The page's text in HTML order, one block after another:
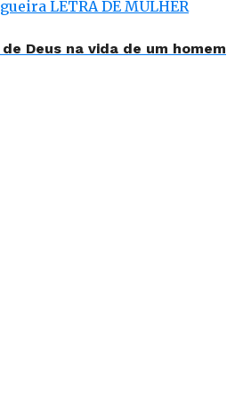
Deus na vida de um homem